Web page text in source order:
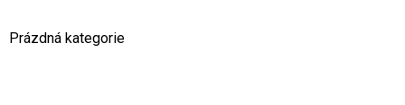
Prázdná kategorie